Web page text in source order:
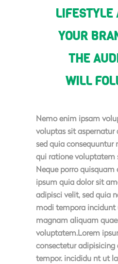
LIFESTYLE
YOUR
THE
WILL
Nemo enim ipsam
voluptas sit
sed quia consequuntur
qui ratione voluptatem
Neque porro quisquam
ipsum quia dolor sit
adipisci velit, sed quia
modi tempora incidunt
magnam aliquam
voluptatem.Lorem
consectetur adipisicing
tempor. incididu nt ut